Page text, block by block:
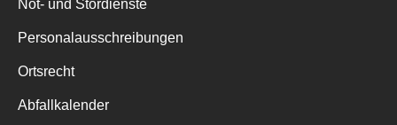
Not- und Stördienste
Personalausschreibungen
Ortsrecht
Abfallkalender